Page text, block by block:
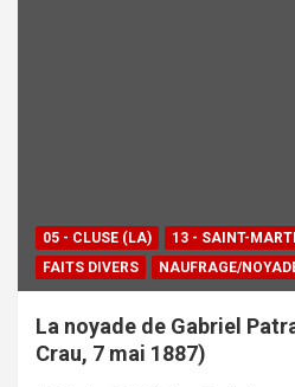
05 - CLUSE (LA)
13 - SAINT-
FAITS DIVERS
NAUFRAGE/
La noyade de Gabriel
Crau, 7 mai 1887)